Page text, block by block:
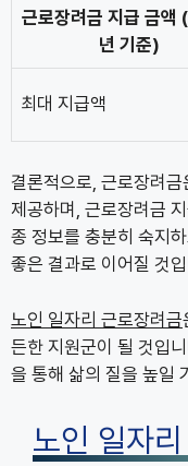
근로장려금 지급 금
년 기준)
최대 지급액
결론적으로, 근로장려
제공하며, 근로장려금
종 정보를 충분히 숙지
좋은 결과로 이어질 것
노인 일자리 근로장려금
든한 지원군이 될 것입
을 통해 삶의 질을 높일
노인 일자